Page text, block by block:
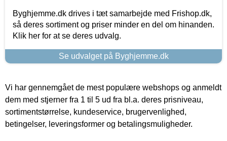
Byghjemme.dk drives i tæt samarbejde med Frishop.dk,
så deres sortiment og priser minder en del om hinanden.
Klik her for at se deres udvalg.
Se udvalget på Byghjemme.dk
Vi har gennemgået de mest populære webshops og anmeldt
dem med stjerner fra 1 til 5 ud fra bl.a. deres prisniveau,
sortimentstørrelse, kundeservice, brugervenlighed,
betingelser, leveringsformer og betalingsmuligheder.